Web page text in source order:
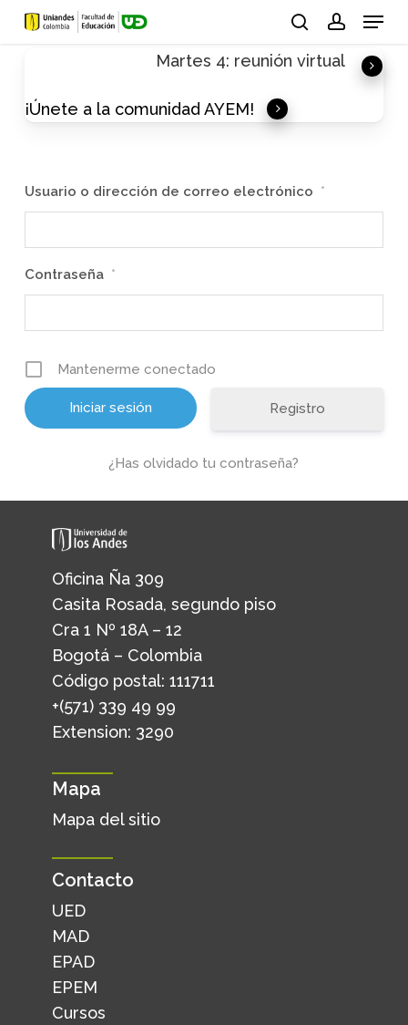
Skip
Menu
Martes 4: reunión virtual
¡Únete a la comunidad AYEM!
Usuario o dirección de correo electrónico *
Contraseña *
Mantenerme conectado
Registro
¿Has olvidado tu contraseña?
Oficina Ña 309
Casita Rosada, segundo piso
Cra 1 Nº 18A – 12
Bogotá – Colombia
Código postal: 111711
+(571) 339 49 99
Extension: 3290
Mapa
Mapa del sitio
Contacto
UED
MAD
EPAD
EPEM
Cursos